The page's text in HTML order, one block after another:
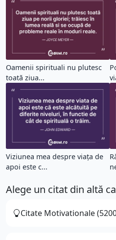
Oamenii spirituali nu plutesc
toată ziua...
Viziunea mea despre viața de
apoi este c...
Alege un citat din altă
Citate Motivationale